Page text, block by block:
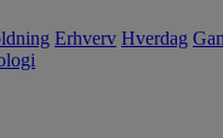
Erhverv Hverdag